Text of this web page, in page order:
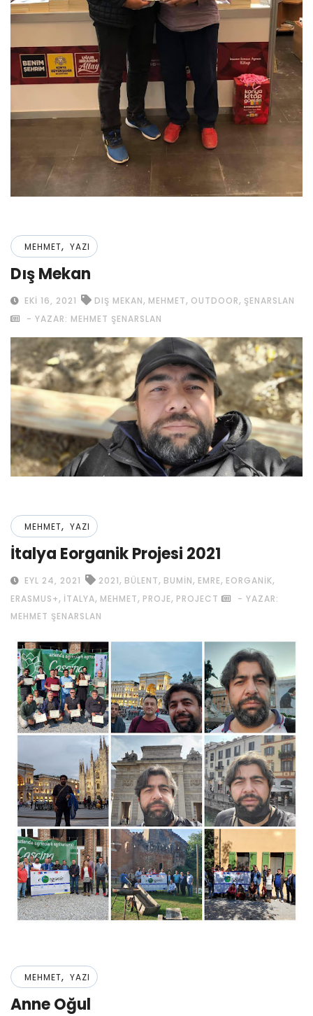
MEHMET, YAZI
Dış Mekan
EKI 16, 2021 DIŞ MEKAN, MEHMET, OUTDOOR, ŞENARSLAN
- YAZAR: MEHMET ŞENARSLAN
MEHMET, YAZI
İtalya Eorganik Projesi 2021
EYL 24, 2021 2021, BÜLENT, BUMIN, EMRE, EORGANIK,
ERASMUS+, ITALYA, MEHMET, PROJE, PROJECT
- YAZAR:
MEHMET ŞENARSLAN
MEHMET, YAZI
Anne Oğul